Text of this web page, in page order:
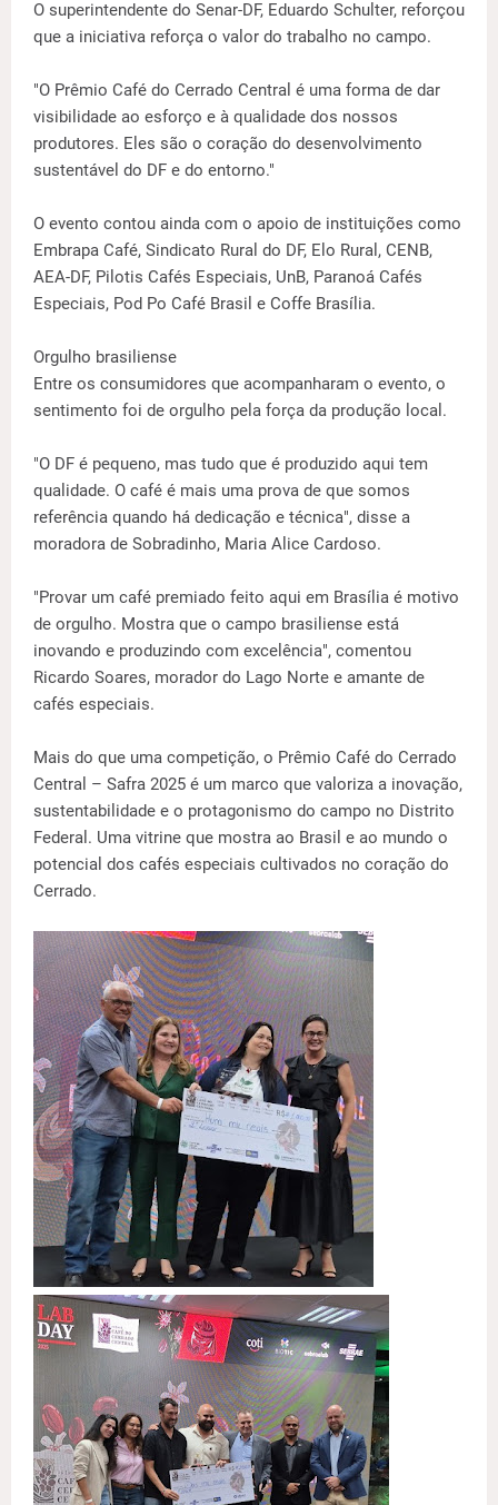
O superintendente do Senar-DF, Eduardo Schulter, reforçou
que a iniciativa reforça o valor do trabalho no campo.
"O Prêmio Café do Cerrado Central é uma forma de dar
visibilidade ao esforço e à qualidade dos nossos
produtores. Eles são o coração do desenvolvimento
sustentável do DF e do entorno."
O evento contou ainda com o apoio de instituições como
Embrapa Café, Sindicato Rural do DF, Elo Rural, CENB,
AEA-DF, Pilotis Cafés Especiais, UnB, Paranoá Cafés
Especiais, Pod Po Café Brasil e Coffe Brasília.
Orgulho brasiliense
Entre os consumidores que acompanharam o evento, o
sentimento foi de orgulho pela força da produção local.
"O DF é pequeno, mas tudo que é produzido aqui tem
qualidade. O café é mais uma prova de que somos
referência quando há dedicação e técnica", disse a
moradora de Sobradinho, Maria Alice Cardoso.
"Provar um café premiado feito aqui em Brasília é motivo
de orgulho. Mostra que o campo brasiliense está
inovando e produzindo com excelência", comentou
Ricardo Soares, morador do Lago Norte e amante de
cafés especiais.
Mais do que uma competição, o Prêmio Café do Cerrado
Central – Safra 2025 é um marco que valoriza a inovação,
sustentabilidade e o protagonismo do campo no Distrito
Federal. Uma vitrine que mostra ao Brasil e ao mundo o
potencial dos cafés especiais cultivados no coração do
Cerrado.